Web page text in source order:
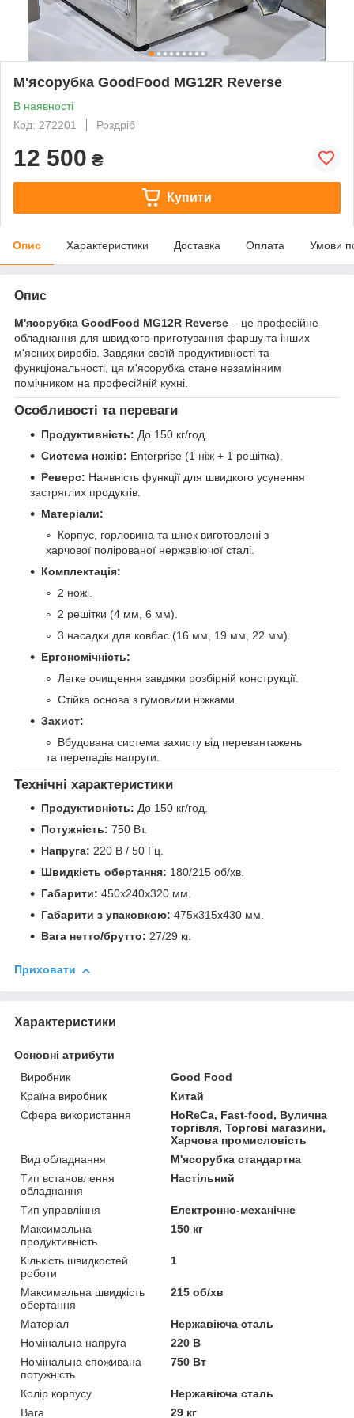
М'ясорубка GoodFood MG12R Reverse
В наявності
Код: 272201
Роздріб
12 500 ₴
Купити
Опис Характеристики Доставка Оплата Умови
Опис
М'ясорубка GoodFood MG12R Reverse – це професійне
обладнання для швидкого приготування фаршу та інших
м'ясних виробів. Завдяки своїй продуктивності та
функціональності, ця м'ясорубка стане незамінним
помічником на професійній кухні.
Особливості та переваги
Продуктивність: До 150 кг/год.
Система ножів: Enterprise (1 ніж + 1 решітка).
Реверс: Наявність функції для швидкого усунення
застряглих продуктів.
Матеріали:
Корпус, горловина та шнек виготовлені з
харчової полірованої нержавіючої сталі.
Комплектація:
2 ножі.
2 решітки (4 мм, 6 мм).
3 насадки для ковбас (16 мм, 19 мм, 22 мм).
Ергономічність:
Легке очищення завдяки розбірній конструкції.
Стійка основа з гумовими ніжками.
Захист:
Вбудована система захисту від перевантажень
та перепадів напруги.
Технічні характеристики
Продуктивність: До 150 кг/год.
Потужність: 750 Вт.
Напруга: 220 В / 50 Гц.
Швидкість обертання: 180/215 об/хв.
Габарити: 450х240х320 мм.
Габарити з упаковкою: 475х315х430 мм.
Вага нетто/брутто: 27/29 кг.
Приховати
Характеристики
Основні атрибути
Виробник
Good Food
Країна виробник
Китай
Сфера використання
HoReCa, Fast-food, Вулична
торгівля, Торгові магазини,
Харчова промисловість
Вид обладнання
М'ясорубка стандартна
Тип встановлення
обладнання
Настільний
Тип управління
Електронно-механічне
Максимальна
продуктивність
150 кг
Кількість швидкостей
роботи
1
Максимальна швидкість
обертання
215 об/хв
Матеріал
Нержавіюча сталь
Номінальна напруга
220 В
Номінальна споживана
потужність
750 Вт
Колір корпусу
Нержавіюча сталь
Вага
29 кг